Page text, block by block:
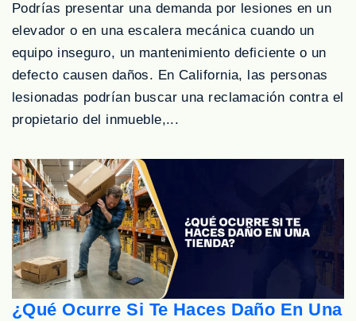
Podrías presentar una demanda por lesiones en un
elevador o en una escalera mecánica cuando un
equipo inseguro, un mantenimiento deficiente o un
defecto causen daños. En California, las personas
lesionadas podrían buscar una reclamación contra el
propietario del inmueble,...
¿Qué Ocurre Si Te Haces Daño En Una